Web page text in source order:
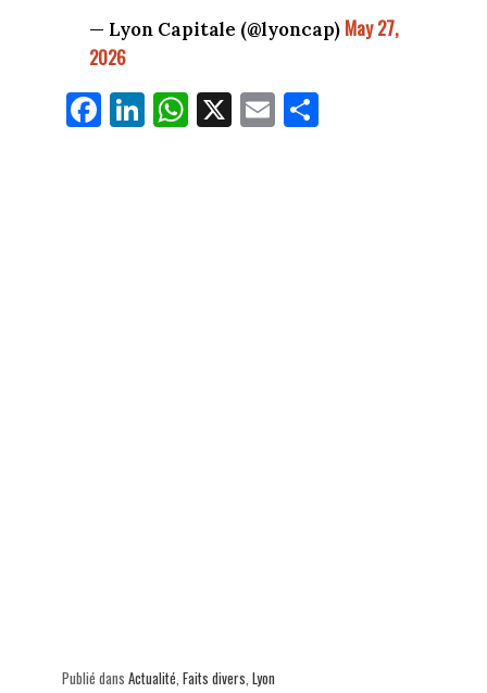
— Lyon Capitale (@lyoncap) May 27,
2026
Fa
ce
Li
nk
W
ha
X E
m
Pa
Publié dans Actualité, Faits divers, Lyon